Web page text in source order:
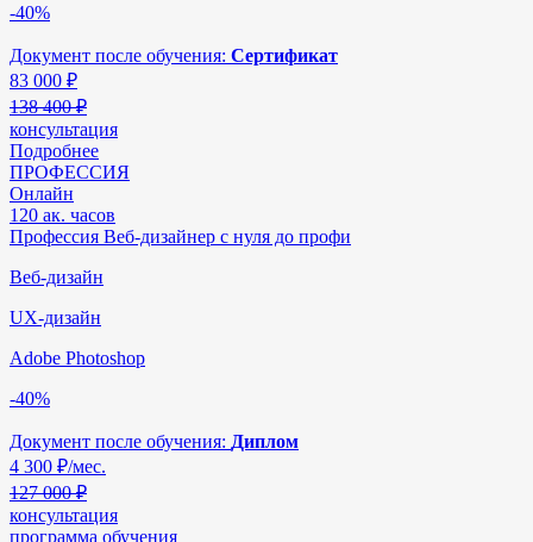
-40%
Документ после обучения: Сертификат
83 000 ₽
138 400 ₽
консультация
Подробнее
ПРОФЕССИЯ
Онлайн
120 ак. часов
Профессия Веб-дизайнер с нуля до профи
Веб-дизайн
UX-дизайн
Adobe Photoshop
-40%
Документ после обучения: Диплом
4 300 ₽/мес.
127 000 ₽
консультация
программа обучения